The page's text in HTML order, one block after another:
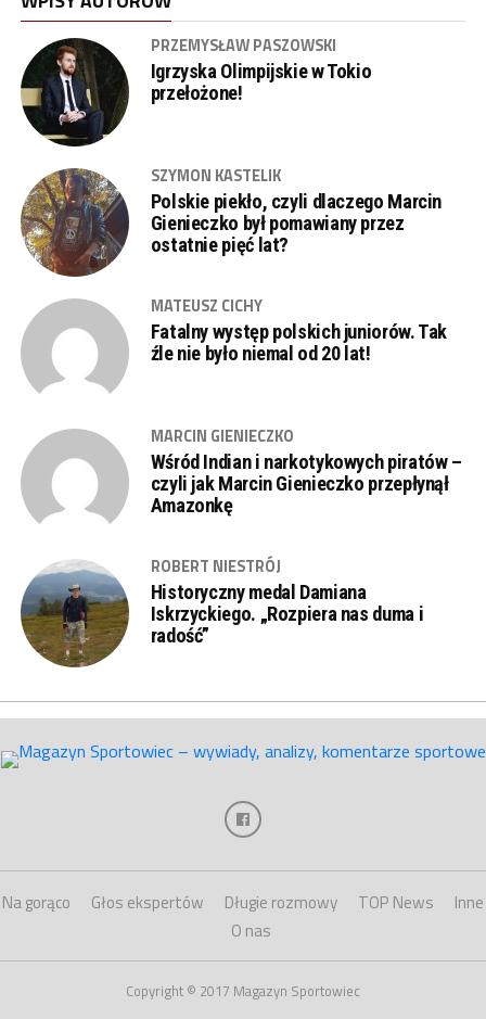
PRZEMYSŁAW PASZOWSKI
Igrzyska Olimpijskie w Tokio
przełożone!
SZYMON KASTELIK
Polskie piekło, czyli dlaczego Marcin
Gienieczko był pomawiany przez
ostatnie pięć lat?
MATEUSZ CICHY
Fatalny występ polskich juniorów. Tak
źle nie było niemal od 20 lat!
MARCIN GIENIECZKO
Wśród Indian i narkotykowych piratów –
czyli jak Marcin Gienieczko przepłynął
Amazonkę
ROBERT NIESTRÓJ
Historyczny medal Damiana
Iskrzyckiego. „Rozpiera nas duma i
radość”
Na gorąco Głos ekspertów Długie rozmowy TOP News
Inne
O nas
Copyright © 2017 Magazyn Sportowiec